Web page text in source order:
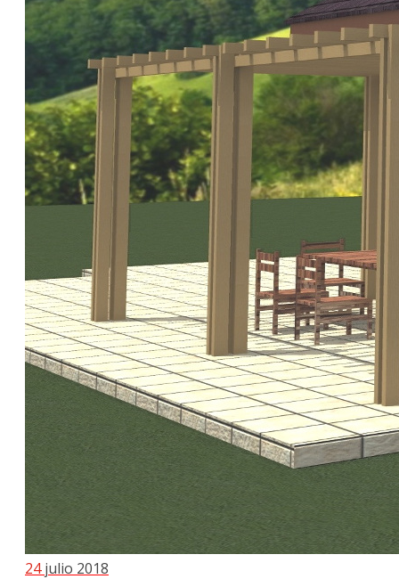
24 julio 2018